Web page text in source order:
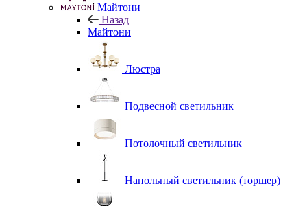
Майтони
Назад
Майтони
Люстра
Подвесной светильник
Потолочный светильник
Напольный светильник (торшер)